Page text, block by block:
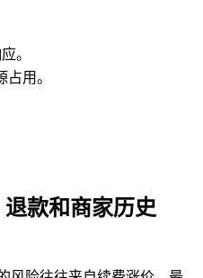
。
用。
款和商家历史